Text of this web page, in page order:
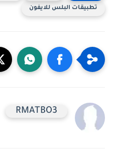
تطبيقات البلس للايفون
RMATBO3